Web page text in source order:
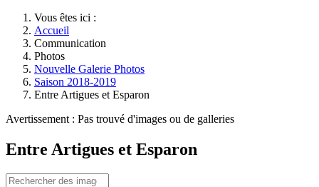
Vous êtes ici :
Accueil
Communication
Photos
Nouvelle Galerie Photos
Saison 2018-2019
Entre Artigues et Esparon
Avertissement : Pas trouvé d'images ou de galleries
Entre Artigues et Esparon